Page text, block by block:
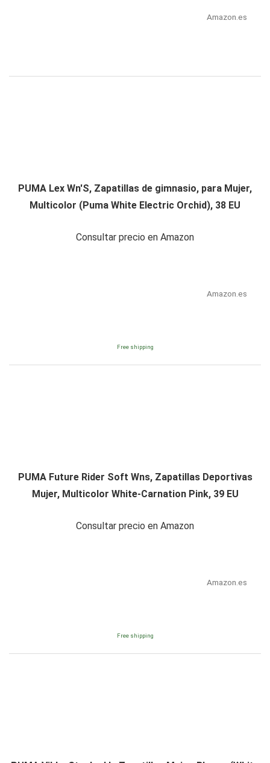
Amazon.es
PUMA Lex Wn'S, Zapatillas de gimnasio, para Mujer,
Multicolor (Puma White Electric Orchid), 38 EU
Consultar precio en Amazon
Amazon.es
Free shipping
PUMA Future Rider Soft Wns, Zapatillas Deportivas
Mujer, Multicolor White-Carnation Pink, 39 EU
Consultar precio en Amazon
Amazon.es
Free shipping